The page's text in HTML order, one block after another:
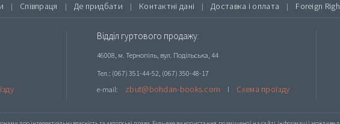
| Співпраця | Де придбати | Контактні дані | Доставка і оплата | Foreign
Відділ гуртового продажу:
46008, м. Тернопіль, вул. Подільська, 44
Тел.: (067) 351-44-52, (067) 350-48-17
e-mail:
zbut@bohdan-books.com l Схема проїзду